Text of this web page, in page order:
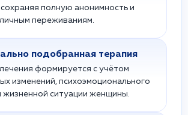
полную анонимность и
переживаниям.
подобранная терапия
формируется с учётом
изменений, психоэмоционального
жизненной ситуации женщины.